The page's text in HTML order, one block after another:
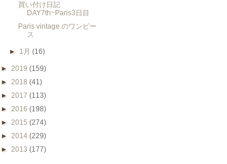
買い付け日記
DAY7th~Paris3日目
Paris vintage のワンピー
ス
► 1月(16)
► 2019 (159)
► 2018 (41)
► 2017 (113)
► 2016 (198)
► 2015 (274)
► 2014 (229)
► 2013 (177)